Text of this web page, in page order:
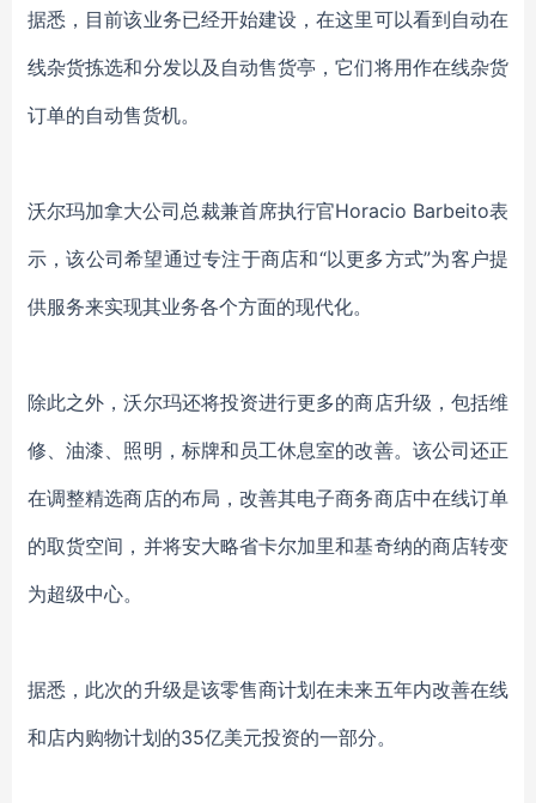
据悉，目前该业务已经开始建设，在这里可以看到自动在
线杂货拣选和分发以及自动售货亭，它们将用作在线杂货
订单的自动售货机。
沃尔玛加拿大公司总裁兼首席执行官Horacio Barbeito表
示，该公司希望通过专注于商店和“以更多方式”为客户提
供服务来实现其业务各个方面的现代化。
除此之外，沃尔玛还将投资进行更多的商店升级，包括维
修、油漆、 照明，标牌和员工休息室的改善。该公司还正
在调整精选商店的布局，改善其电子商务商店中在线订单
的取货空间，并将安大略省卡尔加里和基奇纳的商店转变
为超级中心。
据悉，此次的升级是该零售商计划在未来五年内改善在线
和店内购物计划的35亿美元投资的一部分。